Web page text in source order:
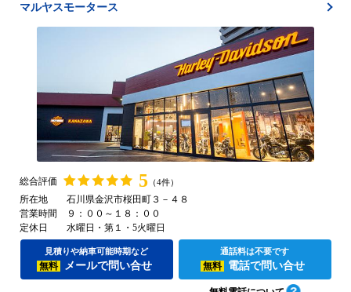
マルヤスモータース
総合評価 5 （4件）
所在地
石川県金沢市桜田町３－４８
営業時間
９：００～１８：００
定休日
水曜日・第１・5火曜日
見積りや納車可能時期など
無料 メールで問い合せ
通話料は不要です
無料 電話で問い合せ